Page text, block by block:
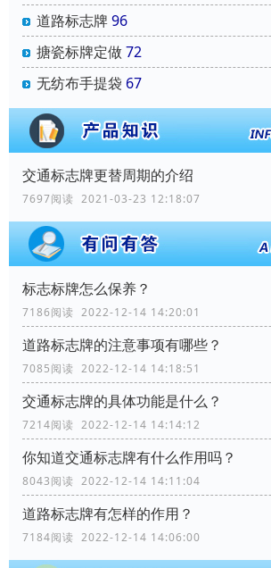
道路标志牌96
搪瓷标牌定做72
无纺布手提袋 67
交通标志牌更替周期的介绍
7697阅读 2021-03-23 12:18:07
标志标牌怎么保养？
7186阅读 2022-12-14 14:20:01
道路标志牌的注意事项有哪些？
7085阅读 2022-12-14 14:18:51
交通标志牌的具体功能是什么？
7214阅读 2022-12-14 14:14:12
你知道交通标志牌有什么作用吗？
8043阅读 2022-12-14 14:11:04
道路标志牌有怎样的作用？
7184阅读 2022-12-14 14:06:00